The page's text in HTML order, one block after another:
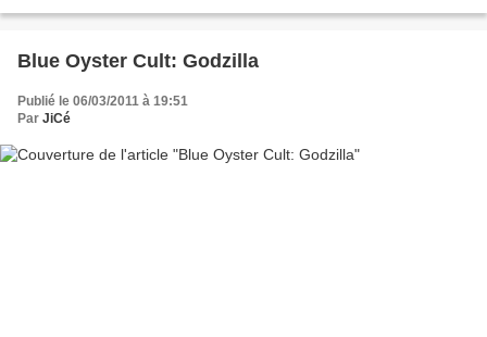
Blue Oyster Cult: Godzilla
Publié le 06/03/2011 à 19:51
Par JiCé